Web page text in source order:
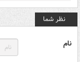
نظر شما
نام